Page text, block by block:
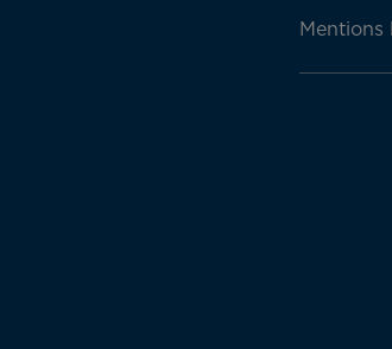
Mentions